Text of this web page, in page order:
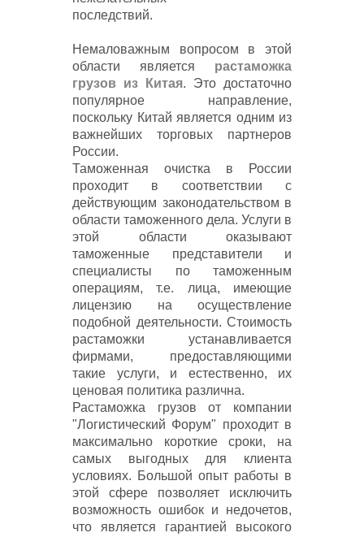
последствий.
Немаловажным вопросом в этой
области является
растаможка
грузов из Китая. Это достаточно
популярное направление,
поскольку Китай является одним из
важнейших торговых партнеров
России.
Таможенная очистка в России
проходит в соответствии с
действующим законодательством в
области таможенного дела. Услуги в
этой области оказывают
таможенные представители и
специалисты по таможенным
операциям, т.е. лица, имеющие
лицензию на осуществление
подобной деятельности. Стоимость
растаможки устанавливается
фирмами, предоставляющими
такие услуги, и естественно, их
ценовая политика различна.
Растаможка грузов от компании
"Логистический Форум" проходит в
максимально короткие сроки, на
самых выгодных для клиента
условиях. Большой опыт работы в
этой сфере позволяет исключить
возможность ошибок и недочетов,
что является гарантией высокого